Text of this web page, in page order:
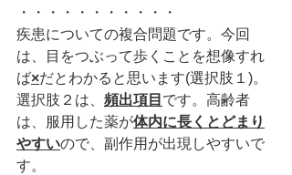
・・・・・・・・・・・
疾患についての複合問題です。今回
は、目をつぶって歩くことを想像すれ
ば×だとわかると思います(選択肢１)。
選択肢２は、 頻出項目 です。高齢者
は、服用した薬が体内に長くとどまり
やすいので、副作用が出現しやすいで
す。